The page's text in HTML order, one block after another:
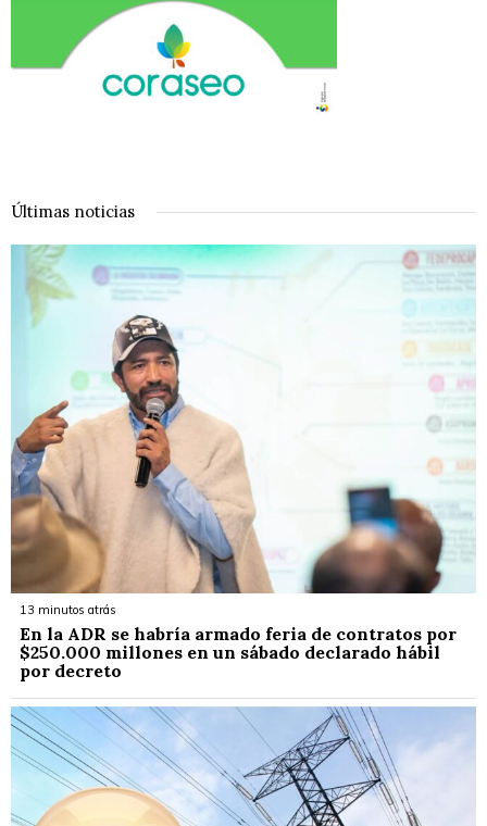
Últimas noticias
13 minutos atrás
En la ADR se habría armado feria de contratos por
$250.000 millones en un sábado declarado hábil
por decreto